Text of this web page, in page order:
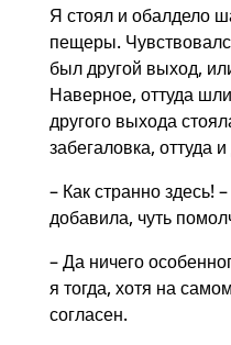
Я стоял и обалдело
пещеры.
был другой выход,
Наверное, оттуда
другого выхода
забегаловка, оттуда
– Как странно здесь!
добавила, чуть
– Да ничего
я тогда, хотя на
согласен.